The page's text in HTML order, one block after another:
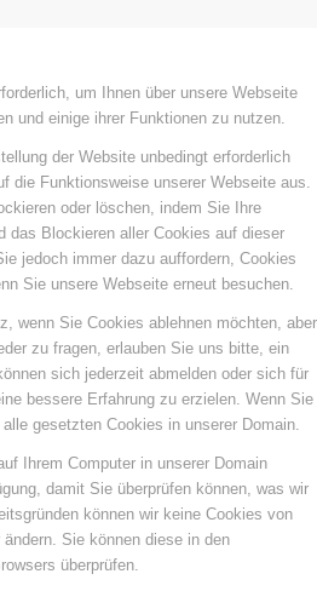
um Ihnen über unsere Webseite
und einige ihrer Funktionen zu nutzen.
der Website unbedingt erforderlich
die Funktionsweise unserer Webseite aus.
oder löschen, indem Sie Ihre
das Blockieren aller Cookies auf dieser
jedoch immer dazu auffordern, Cookies
Sie unsere Webseite erneut besuchen.
wenn Sie Cookies ablehnen möchten, aber
zu fragen, erlauben Sie uns bitte, ein
sich jederzeit abmelden oder sich für
bessere Erfahrung zu erzielen. Wenn Sie
gesetzten Cookies in unserer Domain.
Ihrem Computer in unserer Domain
damit Sie überprüfen können, was wir
können wir keine Cookies von
Sie können diese in den
überprüfen.